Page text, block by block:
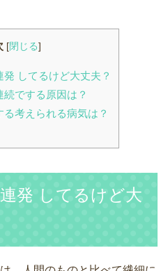
[閉じる]
してるけど大丈夫？
でする原因は？
考えられる病気は？
発 してるけど大